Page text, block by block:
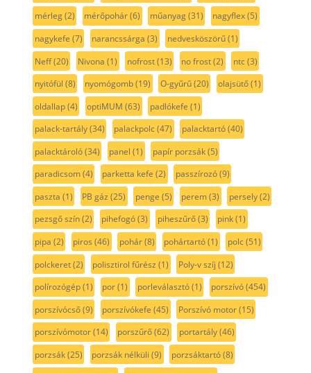
mérleg(2) mérőpohár(6) műanyag(31) nagyflex(5)
nagykefe (7) narancssárga (3) nedvesköszörű(1)
Neff(20) Nivona (1) nofrost(13) no frost(2) ntc(3)
nyitófül (8) nyomógomb(19) O-gyűrű(20) olajsütő(1)
oldallap(4) optiMUM (63) padlókefe (1)
palack-tartály(34) palackpolc(47) palacktartó(40)
palacktároló(34) panel (1) papír porzsák(5)
paradicsom(4) parketta kefe (2) passzírozó(9)
paszta (1) PB gáz (25) penge (5) perem(3) persely(2)
pezsgő szín(2) pihefogó(3) piheszűrő(3) pink(1)
pipa (2) piros (46) pohár(8) pohártartó(1) polc(51)
polckeret(2) polisztirol fűrész (1) Poly-v szíj (12)
polírozógép(1) por(1) porleválasztó(1) porszívó(454)
porszívócső(9) porszívókefe (45) Porszívó motor(15)
porszívómotor(14) porszűrő(62) portartály(46)
porzsák(25) porzsák nélküli (9) porzsáktartó(8)